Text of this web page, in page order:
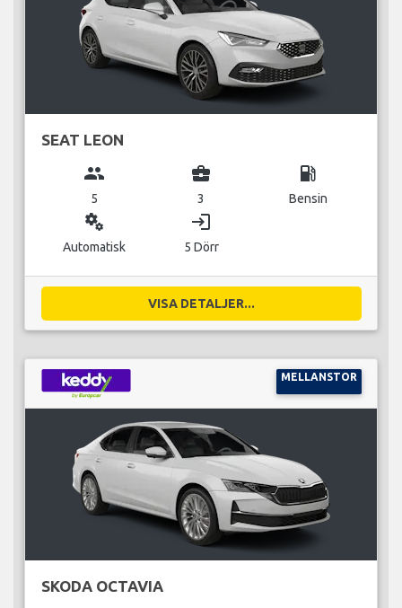
SEAT LEON
group
5
business_center
3
local_gas_station
Bensin
miscellaneous_services
Automatisk
login
5 Dörr
VISA DETALJER...
MELLANSTOR
SKODA OCTAVIA